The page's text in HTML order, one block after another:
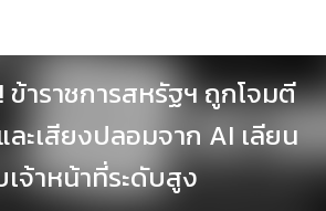
ข้าราชการสหรัฐฯ ถูกโจมตี
ะเสียงปลอมจาก AI เลียน
จ้าหน้าที่ระดับสูง